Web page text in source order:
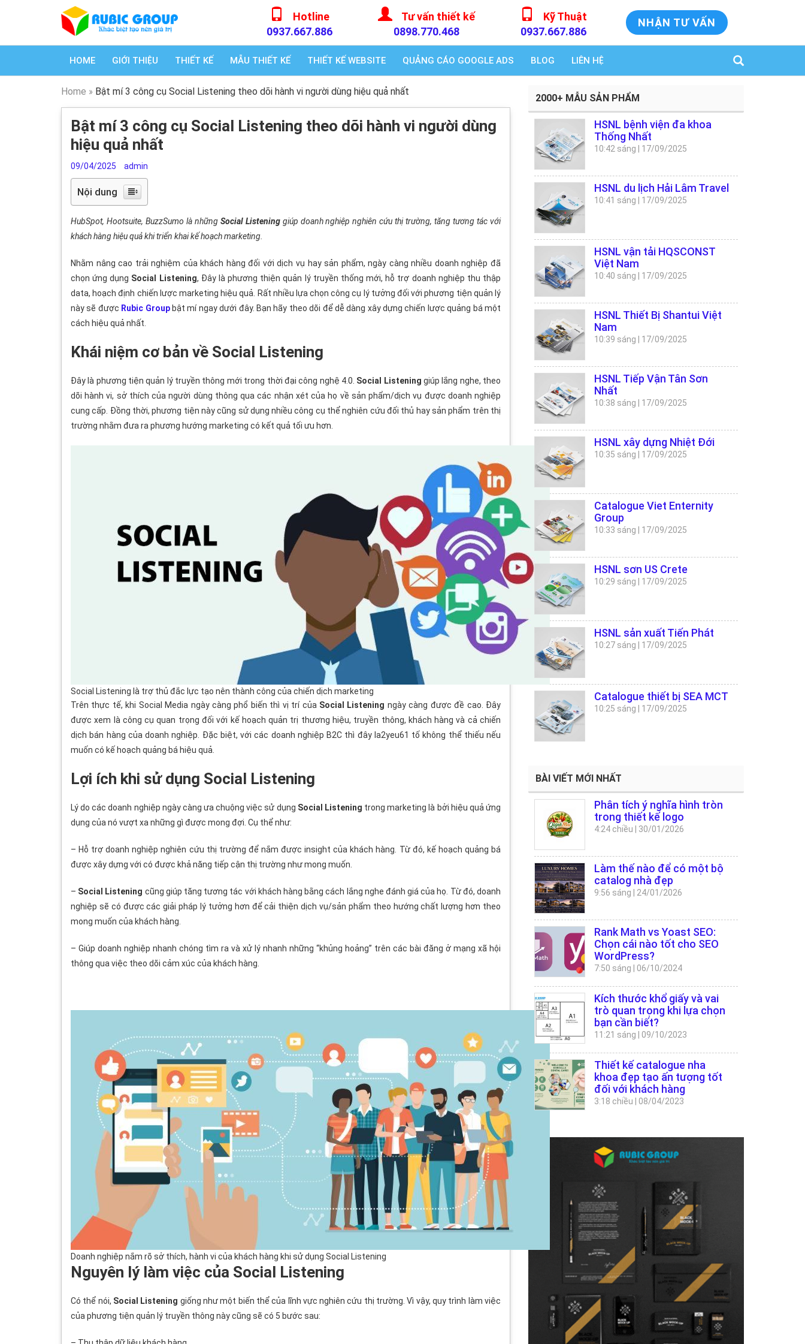
Hotline
0937.667.886
Tư vấn thiết kế
0898.770.468
Kỹ Thuật
0937.667.886
NHẬN TƯ VẤN
HOME GIỚI THIỆU THIẾT KẾ MẪU THIẾT KẾ THIẾT KẾ WEBSITE QUẢNG CÁO GOOGLE ADS BLOG LIÊN HỆ
Home » Bật mí 3 công cụ Social Listening theo dõi hành vi người dùng hiệu quả nhất
Bật mí 3 công cụ Social Listening theo dõi hành vi người dùng
hiệu quả nhất
09/04/2025 admin
Nội dung
HubSpot, Hootsuite, BuzzSumo là những Social Listeninggiúp doanh nghiệp nghiên cứu thị trường, tăng tương tác với
khách hàng hiệu quả khi triển khai kế hoạch marketing.
Nhằm nâng cao trải nghiệm của khách hàng đối với dịch vụ hay sản phẩm, ngày càng nhiều doanh nghiệp đã
chọn ứng dụng Social Listening, Đây là phương thiện quản lý truyền thống mới, hỗ trợ doanh nghiệp thu thập
data, hoạch định chiến lược marketing hiệu quả. Rất nhiều lựa chọn công cụ lý tưởng đối với phương tiện quản lý
này sẽ được Rubic Groupbật mí ngay dưới đây. Bạn hãy theo dõi để dễ dàng xây dựng chiến lược quảng bá một
cách hiệu quả nhất.
Khái niệm cơ bản về Social Listening
Đây là phương tiện quản lý truyền thông mới trong thời đại công nghệ 4.0. Social Listening giúp lắng nghe, theo
dõi hành vi, sở thích của người dùng thông qua các nhận xét của họ về sản phẩm/dịch vụ được doanh nghiệp
cung cấp. Đồng thời, phương tiện này cũng sử dụng nhiều công cụ thể nghiên cứu đối thủ hay sản phẩm trên thị
trường nhằm đưa ra phương hướng marketing có kết quả tối ưu hơn.
Social Listening là trợ thủ đắc lực tạo nên thành công của chiến dịch marketing
Trên thực tế, khi Social Media ngày càng phổ biến thì vị trí của Social Listening ngày càng được đề cao. Đây
được xem là công cụ quan trọng đối với kế hoạch quản trị thương hiệu, truyền thông, khách hàng và cả chiến
dịch bán hàng của doanh nghiệp. Đặc biệt, với các doanh nghiệp B2C thì đây la2yeu61 tố không thể thiếu nếu
muốn có kế hoạch quảng bá hiệu quả.
Lợi ích khi sử dụng Social Listening
Lý do các doanh nghiệp ngày càng ưa chuộng việc sử dụng Social Listening trong marketing là bởi hiệu quả ứng
dụng của nó vượt xa những gì được mong đợi. Cụ thể như:
– Hỗ trợ doanh nghiệp nghiên cứu thị trường để nắm được insight của khách hàng. Từ đó, kế hoạch quảng bá
được xây dựng với có được khả năng tiếp cận thị trường như mong muốn.
– Social Listening cũng giúp tăng tương tác với khách hàng bằng cách lắng nghe đánh giá của họ. Từ đó, doanh
nghiệp sẽ có được các giải pháp lý tưởng hơn để cải thiện dịch vụ/sản phẩm theo hướng chất lượng hơn theo
mong muốn của khách hàng.
– Giúp doanh nghiệp nhanh chóng tìm ra và xử lý nhanh những “khủng hoảng” trên các bài đăng ở mạng xã hội
thông qua việc theo dõi cảm xúc của khách hàng.
Doanh nghiệp nắm rõ sở thích, hành vi của khách hàng khi sử dụng Social Listening
Nguyên lý làm việc của Social Listening
Có thể nói, Social Listening giống như một biến thể của lĩnh vực nghiên cứu thị trường. Vì vậy, quy trình làm việc
của phương tiện quản lý truyền thông này cũng sẽ có 5 bước sau:
2000+ MẪU SẢN PHẨM
HSNL bệnh viện đa khoa
Thống Nhất
10:42 sáng 17/09/2025
HSNL du lịch Hải Lâm Travel
10:41 sáng 17/09/2025
HSNL vận tải HQSCONST
Việt Nam
10:40 sáng 17/09/2025
HSNL Thiết Bị Shantui Việt
Nam
10:39 sáng 17/09/2025
HSNL Tiếp Vận Tân Sơn
Nhất
10:38 sáng 17/09/2025
HSNL xây dựng Nhiệt Đới
10:35 sáng 17/09/2025
Catalogue Viet Enternity
Group
10:33 sáng 17/09/2025
HSNL sơn US Crete
10:29 sáng 17/09/2025
HSNL sản xuất Tiến Phát
10:27 sáng 17/09/2025
Catalogue thiết bị SEA MCT
10:25 sáng 17/09/2025
BÀI VIẾT MỚI NHẤT
Phân tích ý nghĩa hình tròn
trong thiết kế logo
4:24 chiều 30/01/2026
Làm thế nào để có một bộ
catalog nhà đẹp
9:56 sáng 24/01/2026
Rank Math vs Yoast SEO:
Chọn cái nào tốt cho SEO
WordPress?
7:50 sáng 06/10/2024
Kích thước khổ giấy và vai
trò quan trọng khi lựa chọn
bạn cần biết?
11:21 sáng 09/10/2023
Thiết kế catalogue nha
khoa đẹp tạo ấn tượng tốt
đối với khách hàng
3:18 chiều 08/04/2023